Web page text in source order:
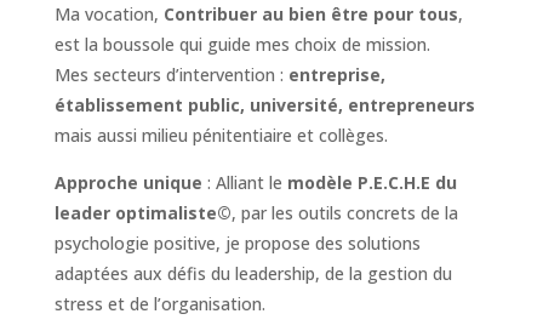
Ma vocation, Contribuer au bien être pour tous,
est la boussole qui guide mes choix de mission.
Mes secteurs d’intervention : entreprise,
établissement public, université, entrepreneurs
mais aussi milieu pénitentiaire et collèges.
Approche unique : Alliant le modèle P.E.C.H.E du
leader optimaliste©, par les outils concrets de la
psychologie positive, je propose des solutions
adaptées aux défis du leadership, de la gestion du
stress et de l’organisation.